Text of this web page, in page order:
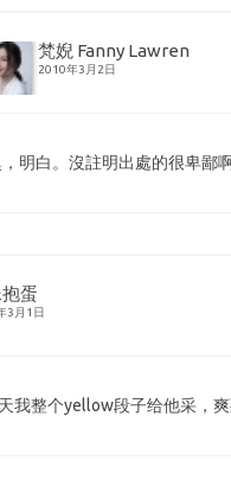
梵婗 Fanny Lawren
2010年3月2日
明白。沒註明出處的很卑鄙啊
蛋
3月1日
我整个yellow段子给他采，